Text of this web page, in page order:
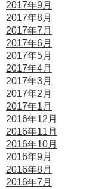
2017年9月
2017年8月
2017年7月
2017年6月
2017年5月
2017年4月
2017年3月
2017年2月
2017年1月
2016年12月
2016年11月
2016年10月
2016年9月
2016年8月
2016年7月